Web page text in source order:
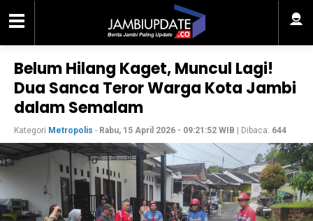
Belum Hilang Kaget, Muncul Lagi!
Dua Sanca Teror Warga Kota Jambi
dalam Semalam
Kategori Metropolis - Rabu, 15 April 2026 - 09:21:52 WIB | Dibaca: 644